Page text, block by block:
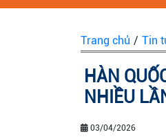
Trang chủ / Tin
HÀN
NHIỀU
03/04/2026